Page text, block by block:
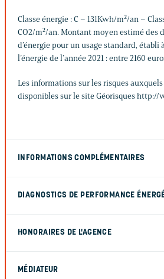
Classe énergie : C – 131Kwh/m²/an –
CO2/m²/an. Montant moyen estimé des
d’énergie pour un usage standard,
l’énergie de l’année 2021 : entre 2160
Les informations sur les risques
disponibles sur le site Géorisques http://
INFORMATIONS COMPLÉMENTAIRES
DIAGNOSTICS DE PERFORMANCE
HONORAIRES DE L'AGENCE
MÉDIATEUR